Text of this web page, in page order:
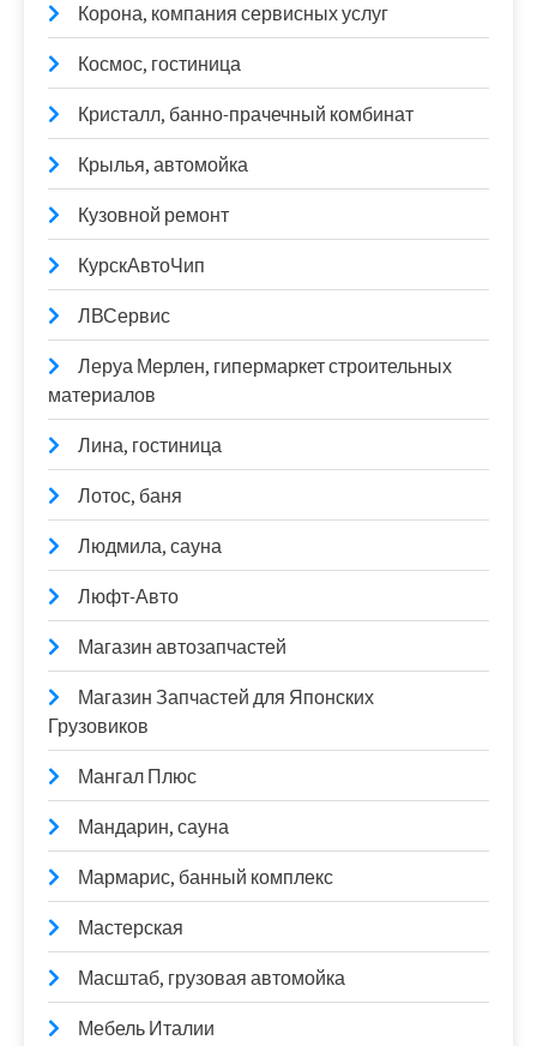
Корона, компания сервисных услуг
Космос, гостиница
Кристалл, банно-прачечный комбинат
Крылья, автомойка
Кузовной ремонт
КурскАвтоЧип
ЛВСервис
Леруа Мерлен, гипермаркет строительных
материалов
Лина, гостиница
Лотос, баня
Людмила, сауна
Люфт-Авто
Магазин автозапчастей
Магазин Запчастей для Японских
Грузовиков
Мангал Плюс
Мандарин, сауна
Мармарис, банный комплекс
Мастерская
Масштаб, грузовая автомойка
Мебель Италии